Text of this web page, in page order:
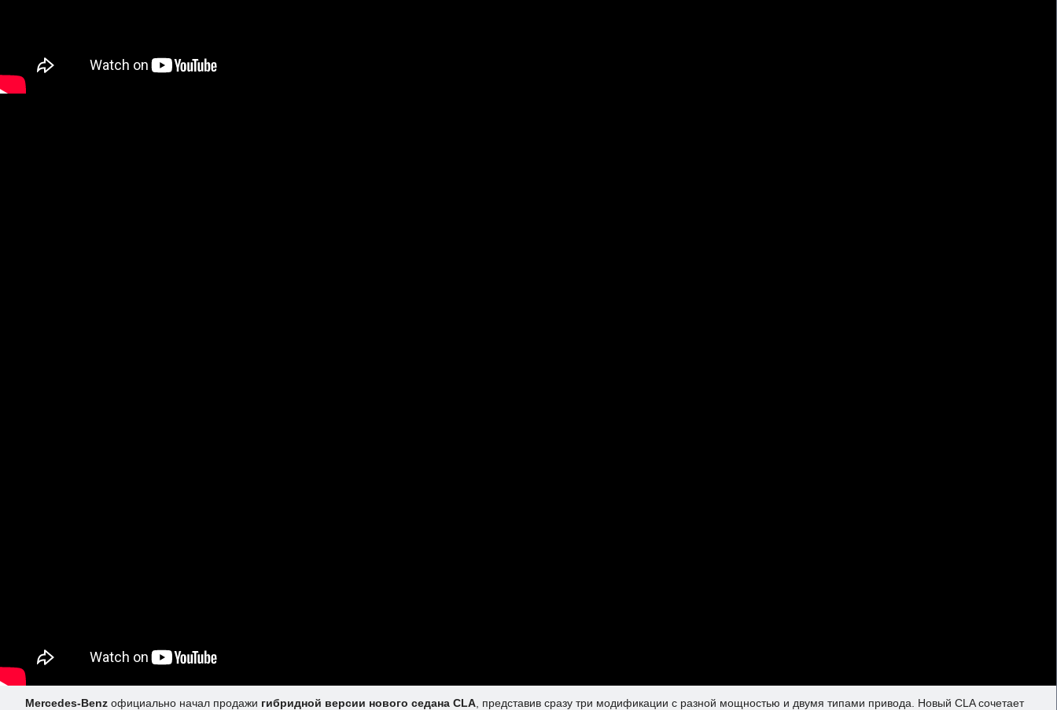
Mercedes-Benz официально начал продажи гибридной версии нового седана CLA , представив сразу три модификации с разной мощностью и двумя типами привода. Новый CLA сочетает